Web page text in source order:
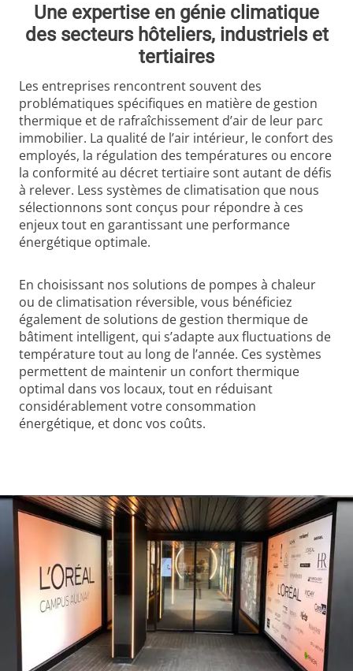
Une expertise en génie climatique
des secteurs hôteliers, industriels et
tertiaires
Les entreprises rencontrent souvent des
problématiques spécifiques en matière de gestion
thermique et de rafraîchissement d’air de leur parc
immobilier. La qualité de l’air intérieur, le confort des
employés, la régulation des températures ou encore
la conformité au décret tertiaire sont autant de défis
à relever. Less systèmes de climatisation que nous
sélectionnons sont conçus pour répondre à ces
enjeux tout en garantissant une performance
énergétique optimale.
En choisissant nos solutions de pompes à chaleur
ou de climatisation réversible, vous bénéficiez
également de solutions de gestion thermique de
bâtiment intelligent, qui s’adapte aux fluctuations de
température tout au long de l’année. Ces systèmes
permettent de maintenir un confort thermique
optimal dans vos locaux, tout en réduisant
considérablement votre consommation
énergétique, et donc vos coûts.